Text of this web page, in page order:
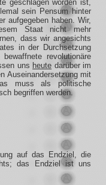
geschlagen worden ist,
sein Pensum hinter
aufgegeben haben. Wir,
Staat nicht mehr
dass wir angesichts
in der Durchsetzung
revolutionäre
uns heute darüber im
Auseinandersetzung mit
muss als politische
begriffen werden.
auf das Endziel, die
das Endziel ist uns